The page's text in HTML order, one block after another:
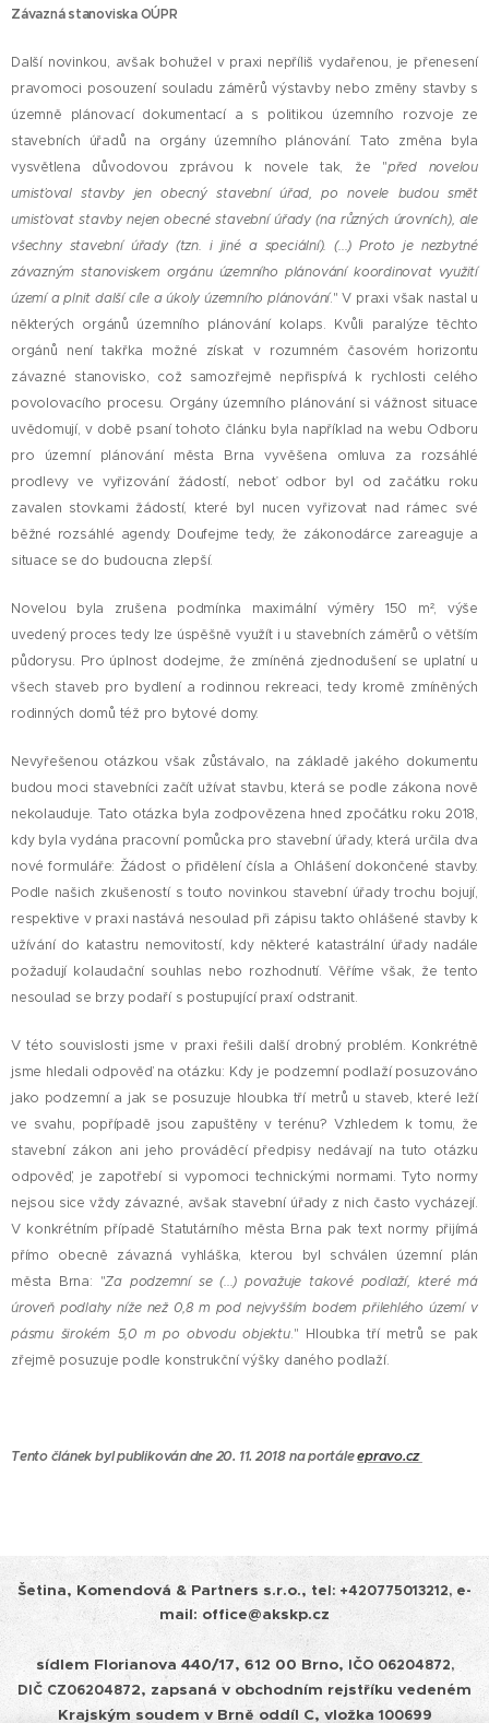
Závazná stanoviska OÚPR
Další novinkou, avšak bohužel v praxi nepříliš vydařenou, je přenesení
pravomoci posouzení souladu záměrů výstavby nebo změny stavby s
územně plánovací dokumentací a s politikou územního rozvoje ze
stavebních úřadů na orgány územního plánování. Tato změna byla
vysvětlena důvodovou zprávou k novele tak, že "před novelou
umisťoval stavby jen obecný stavební úřad, po novele budou smět
umisťovat stavby nejen obecné stavební úřady (na různých úrovních), ale
všechny stavební úřady (tzn. i jiné a speciální). (...) Proto je nezbytné
závazným stanoviskem orgánu územního plánování koordinovat využití
území a plnit další cíle a úkoly územního plánování." V praxi však nastal u
některých orgánů územního plánování kolaps. Kvůli paralýze těchto
orgánů není takřka možné získat v rozumném časovém horizontu
závazné stanovisko, což samozřejmě nepřispívá k rychlosti celého
povolovacího procesu. Orgány územního plánování si vážnost situace
uvědomují, v době psaní tohoto článku byla například na webu Odboru
pro územní plánování města Brna vyvěšena omluva za rozsáhlé
prodlevy ve vyřizování žádostí, neboť odbor byl od začátku roku
zavalen stovkami žádostí, které byl nucen vyřizovat nad rámec své
běžné rozsáhlé agendy. Doufejme tedy, že zákonodárce zareaguje a
situace se do budoucna zlepší.
Novelou byla zrušena podmínka maximální výměry 150 m², výše
uvedený proces tedy lze úspěšně využít i u stavebních záměrů o větším
půdorysu. Pro úplnost dodejme, že zmíněná zjednodušení se uplatní u
všech staveb pro bydlení a rodinnou rekreaci, tedy kromě zmíněných
rodinných domů též pro bytové domy.
Nevyřešenou otázkou však zůstávalo, na základě jakého dokumentu
budou moci stavebníci začít užívat stavbu, která se podle zákona nově
nekolauduje. Tato otázka byla zodpovězena hned zpočátku roku 2018,
kdy byla vydána pracovní pomůcka pro stavební úřady, která určila dva
nové formuláře: Žádost o přidělení čísla a Ohlášení dokončené stavby.
Podle našich zkušeností s touto novinkou stavební úřady trochu bojují,
respektive v praxi nastává nesoulad při zápisu takto ohlášené stavby k
užívání do katastru nemovitostí, kdy některé katastrální úřady nadále
požadují kolaudační souhlas nebo rozhodnutí. Věříme však, že tento
nesoulad se brzy podaří s postupující praxí odstranit.
V této souvislosti jsme v praxi řešili další drobný problém. Konkrétně
jsme hledali odpověď na otázku: Kdy je podzemní podlaží posuzováno
jako podzemní a jak se posuzuje hloubka tří metrů u staveb, které leží
ve svahu, popřípadě jsou zapuštěny v terénu? Vzhledem k tomu, že
stavební zákon ani jeho prováděcí předpisy nedávají na tuto otázku
odpověď, je zapotřebí si vypomoci technickými normami. Tyto normy
nejsou sice vždy závazné, avšak stavební úřady z nich často vycházejí.
V konkrétním případě Statutárního města Brna pak text normy přijímá
přímo obecně závazná vyhláška, kterou byl schválen územní plán
města Brna: "Za podzemní se (...) považuje takové podlaží, které má
úroveň podlahy níže než 0,8 m pod nejvyšším bodem přilehlého území v
pásmu širokém 5,0 m po obvodu objektu." Hloubka tří metrů se pak
zřejmě posuzuje podle konstrukční výšky daného podlaží.
Tento článek byl publikován dne 20. 11. 2018 na portáleepravo.cz
Šetina, Komendová & Partners s.r.o., tel: +420775013212, e-
mail: office@akskp.cz
sídlem Florianova 440/17, 612 00 Brno, IČO 06204872,
DIČ CZ06204872, zapsaná v obchodním rejstříku vedeném
Krajským soudem v Brně oddíl C, vložka 100699